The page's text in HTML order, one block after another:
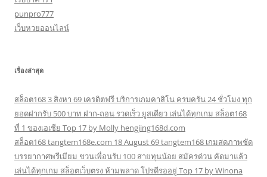
punpro777
เว็บหวยออนไลน์
เรื่องล่าสุด
สล็อต168 3 สิงหา 69 เครดิตฟรี บริการเกมคาสิโน ครบครัน 24 ชั่วโมง ทุก
ยอดฝากรับ 500 บาท ฝาก-ถอน รวดเร็ว ยูสเดียว เล่นได้ทุกเกม สล็อต168
ที่ 1 ของเอเชีย Top 17 by Molly hengjing168d.com
สล็อต168 tangtem168e.com 18 August 69 tangtem168 เกมสดภาพชัด
บรรยากาศพรีเมียม ชวนเพื่อนรับ 100 สายทุนน้อย สมัครด่วน คัดมาแล้ว
เล่นได้ทุกเกม สล็อตเว็บตรง ห้ามพลาด โปรดีรออยู่ Top 17 by Winona